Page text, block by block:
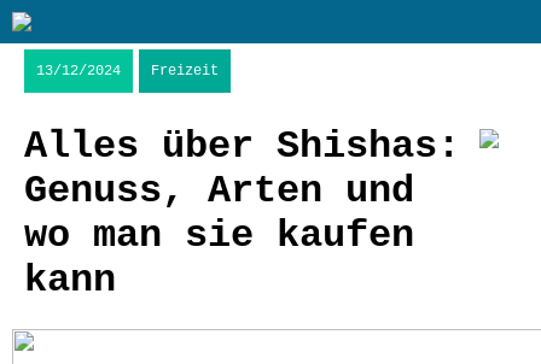
13/12/2024 Freizeit
Alles über Shishas:
Genuss, Arten und
wo man sie kaufen
kann